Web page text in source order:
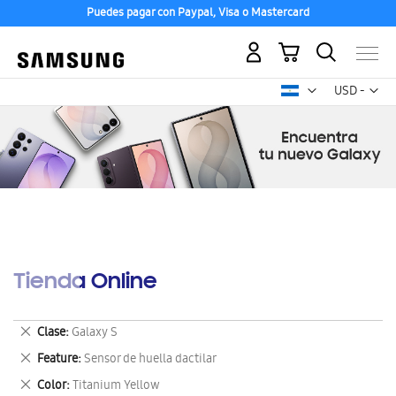
Puedes pagar con Paypal, Visa o Mastercard
USD -
dólar
Mi carrito
Tienda Online
Clase Galaxy S
Eliminar
este
artículo
Feature Sensor de huella dactilar
Eliminar
este
Color Titanium Yellow
Eliminar